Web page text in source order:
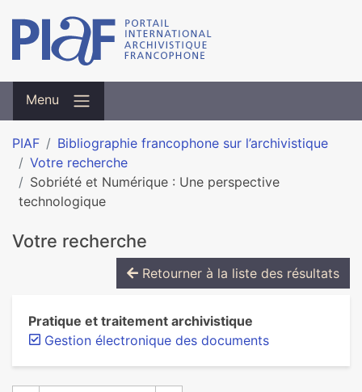
Menu
PIAF
Bibliographie francophone sur l’archivistique
Votre recherche
Sobriété et Numérique : Une perspective
technologique
Votre recherche
Retourner à la liste des résultats
Pratique et traitement archivistique
Gestion électronique des documents